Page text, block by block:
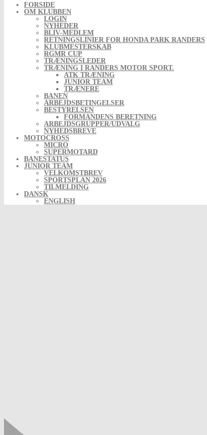
FORSIDE
OM KLUBBEN
LOGIN
NYHEDER
BLIV-MEDLEM
RETNINGSLINIER FOR HONDA PARK RANDERS
KLUBMESTERSKAB
RGMR CUP
TRÆNINGSLEDER
TRÆNING I RANDERS MOTOR SPORT.
ATK TRÆNING
JUNIOR TEAM
TRÆNERE
BANEN
ARBEJDSBETINGELSER
BESTYRELSEN
FORMANDENS BERETNING
ARBEJDSGRUPPER/UDVALG
NYHEDSBREVE
MOTOCROSS
MICRO
SUPERMOTARD
BANESTATUS
JUNIOR TEAM
VELKOMSTBREV
SPORTSPLAN 2026
TILMELDING
DANSK
ENGLISH